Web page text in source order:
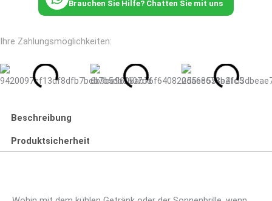
Brauchen Sie Hilfe? Chatten Sie mit uns
Ihre Zahlungsmöglichkeiten:
Beschreibung
Produktsicherheit